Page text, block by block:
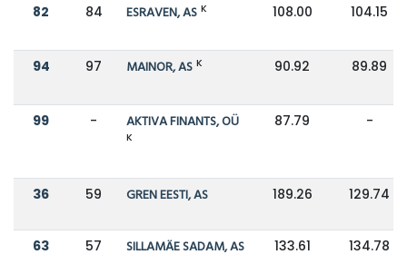
82 84 ESRAVEN, AS K 108.00 104.15
94 97 MAINOR, AS K 90.92 89.89
99 - AKTIVA FINANTS, OÜ
K
87.79 -
36 59 GREN EESTI, AS 189.26 129.74
63 57 SILLAMÄE SADAM, AS 133.61 134.78